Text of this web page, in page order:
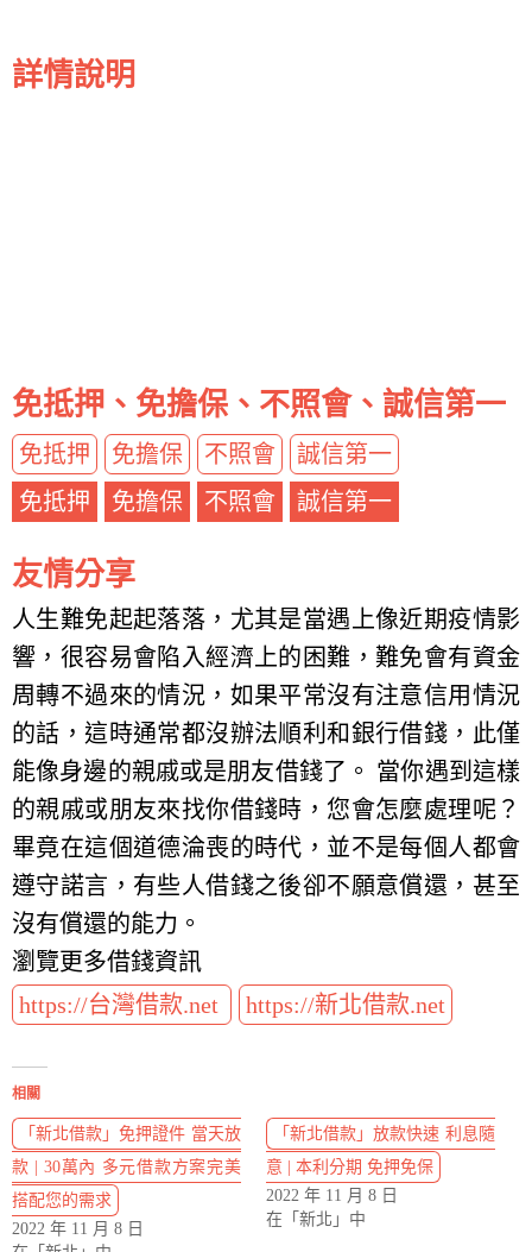
詳情說明
免抵押、免擔保、不照會、誠信第一
免抵押 免擔保 不照會
誠信第一
免抵押
免擔保 不照會 誠信第一
友情分享
人生難免起起落落，尤其是當遇上像近期疫情影
響，很容易會陷入經濟上的困難，難免會有資金
周轉不過來的情況，如果平常沒有注意信用情況
的話，這時通常都沒辦法順利和銀行借錢，此僅
能像身邊的親戚或是朋友借錢了。 當你遇到這樣
的親戚或朋友來找你借錢時，您會怎麼處理呢？
畢竟在這個道德淪喪的時代，並不是每個人都會
遵守諾言，有些人借錢之後卻不願意償還，甚至
沒有償還的能力。
瀏覽更多借錢資訊
https://台灣借款.net
https://新北借款.net
相關
「新北借款」免押證件 當天放
款 | 30萬內 多元借款方案完美
搭配您的需求
2022 年 11 月 8 日
「新北借款」放款快速 利息隨
意 | 本利分期 免押免保
2022 年 11 月 8 日
在「新北」中